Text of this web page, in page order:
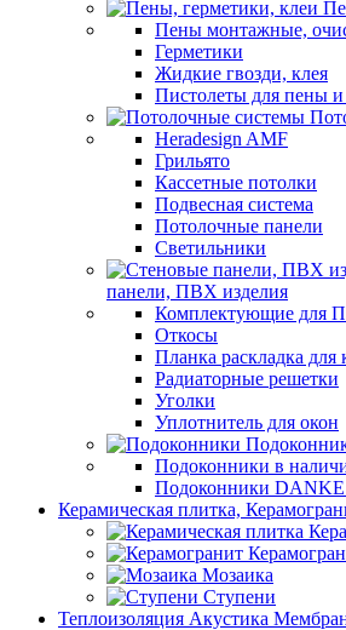
Пены монтажные,
Герметики
Жидкие гвозди, клея
Пистолеты для пены и
Heradesign AMF
Грильято
Кассетные потолки
Подвесная система
Потолочные панели
Светильники
панели, ПВХ изделия
Комплектующие для
Откосы
Планка раскладка для
Радиаторные решетки
Уголки
Уплотнитель для окон
Подоконники в
Подоконники DANKE
Керамическая плитка,
Мозаика
Ступени
Теплоизоляция Акустика